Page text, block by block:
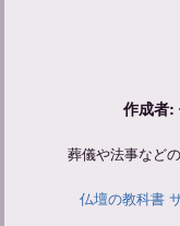
作成者:
葬儀や法事など
仏壇の教科書